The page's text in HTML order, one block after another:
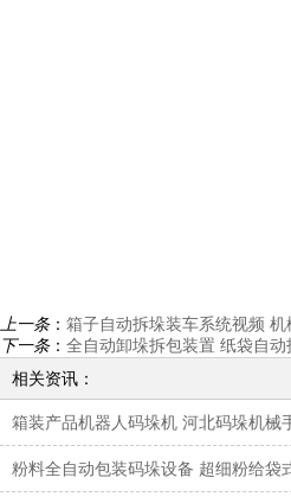
上一条： 箱子自动拆垛装车系统视频
下一条： 全自动卸垛拆包装置 纸袋自动
相关资讯：
箱装产品机器人码垛机 河北码垛机械
粉料全自动包装码垛设备 超细粉给袋